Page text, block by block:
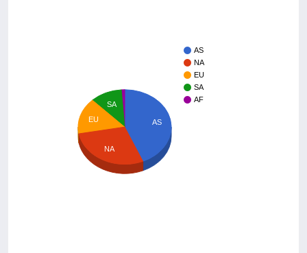
AS
NA
EU
SA
AF
AS
SA
EU
NA